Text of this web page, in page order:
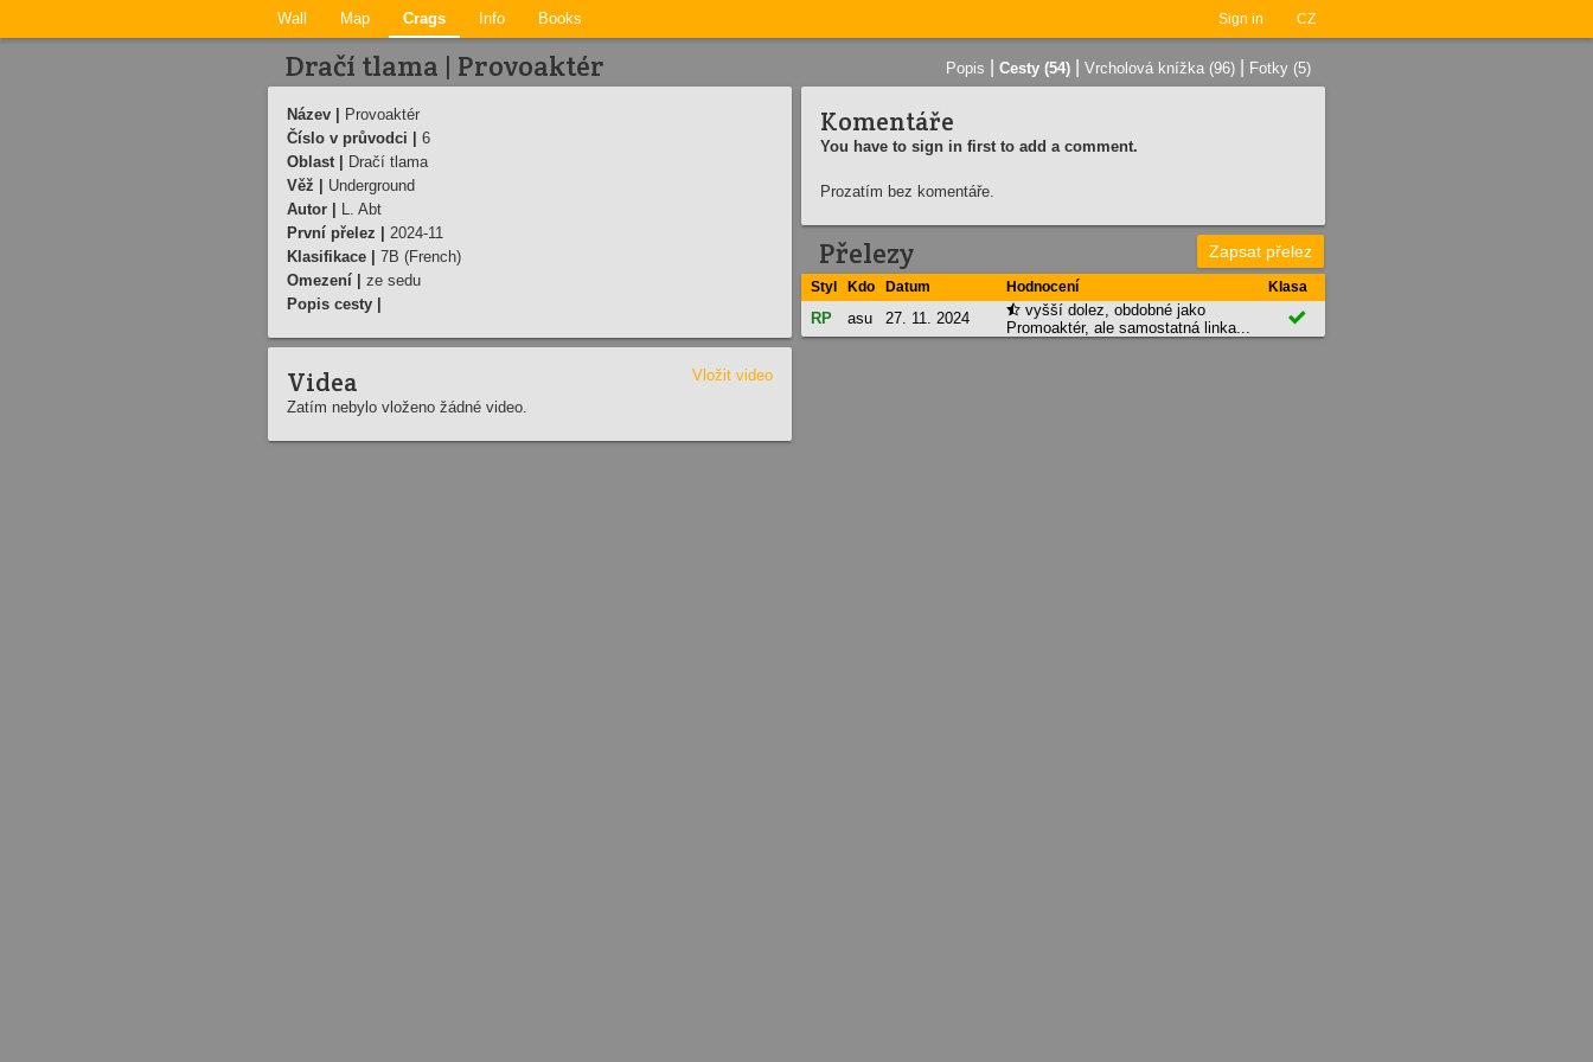
Sign in CZ
Wall Map Crags Info Books
Dračí tlama | Provoaktér Popis Cesty (54) Vrcholová knížka (96) Fotky (5)
Název |
Provoaktér
Číslo v průvodci |
6
Oblast |
Dračí tlama
Věž |
Underground
Autor |
L. Abt
První přelez |
2024-11
Klasifikace |
7B (French)
Omezení |
ze sedu
Popis cesty |
Videa
Vložit video
Zatím nebylo vloženo žádné video.
Komentáře
You have to sign in first to add a comment.
Prozatím bez komentáře.
Přelezy Zapsat přelez
Styl Kdo Datum Hodnocení Klasa
RP asu 27. 11. 2024  vyšší dolez, obdobné jako
Promoaktér, ale samostatná linka...
